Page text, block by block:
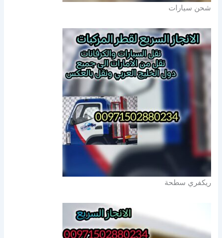
شحن سيارات
ريكفري سطحة